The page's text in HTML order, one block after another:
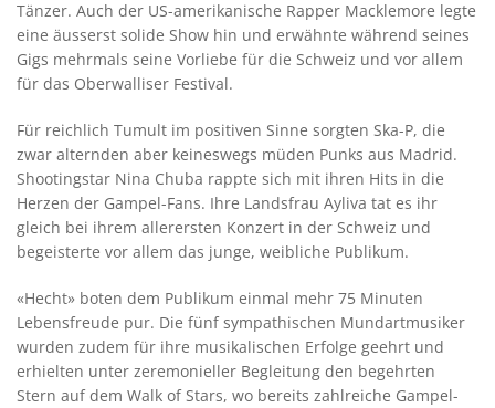
Tänzer. Auch der US-amerikanische Rapper Macklemore legte
eine äusserst solide Show hin und erwähnte während seines
Gigs mehrmals seine Vorliebe für die Schweiz und vor allem
für das Oberwalliser Festival.
Für reichlich Tumult im positiven Sinne sorgten Ska-P, die
zwar alternden aber keineswegs müden Punks aus Madrid.
Shootingstar Nina Chuba rappte sich mit ihren Hits in die
Herzen der Gampel-Fans. Ihre Landsfrau Ayliva tat es ihr
gleich bei ihrem allerersten Konzert in der Schweiz und
begeisterte vor allem das junge, weibliche Publikum.
«Hecht» boten dem Publikum einmal mehr 75 Minuten
Lebensfreude pur. Die fünf sympathischen Mundartmusiker
wurden zudem für ihre musikalischen Erfolge geehrt und
erhielten unter zeremonieller Begleitung den begehrten
Stern auf dem Walk of Stars, wo bereits zahlreiche Gampel-